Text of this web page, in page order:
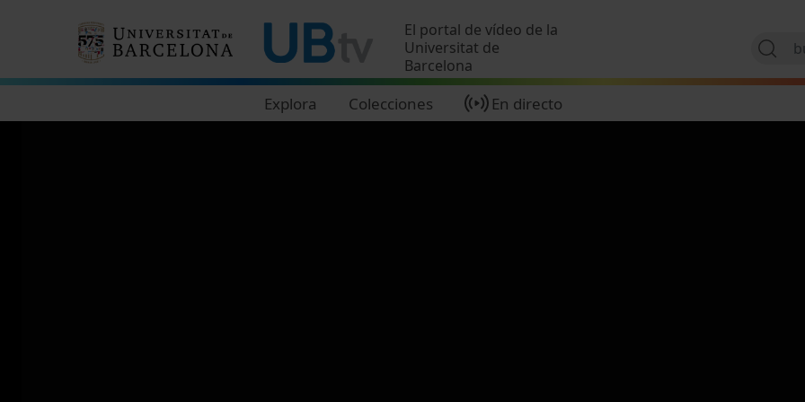
El portal de vídeo de la
Universitat de
Barcelona
Explora Colecciones En directo